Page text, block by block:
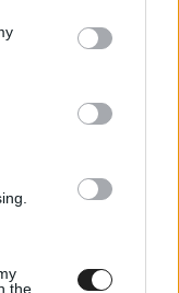
You may click to
party tags to
in below Google
the
A német
át, aki
széria tavalyi
végül a